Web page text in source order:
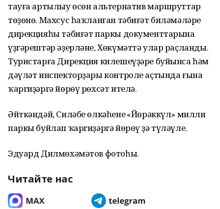
тауға артылыу өсөн альтернатив маршруттар
төҙөнө. Махсус һаҡланған тәбиғәт биләмәләре
дирекцияһы тәбиғәт паркы документтарына
үҙгәрештәр әҙерләне, Хөкүмәттә улар раҫланды.
Туристарға Дирекция килешеүҙәре буйынса һәм
дәүләт инспекторҙары контроле аҫтында ғына
ҡаргиҙәргә йөрөү рөхсәт ителә.
Әйткәндәй, Силәбе өлкәһенең «Йөрәккүл» милли
паркы буйлап ҡаргиҙәргә йөрөү ҙә түләүле.
Эдуард Дилмөхәмәтов фотоһы.
Читайте нас